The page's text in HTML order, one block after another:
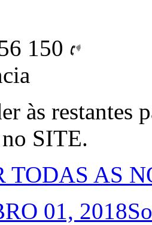
150
às restantes
SITE.
TODAS AS
01, 2018